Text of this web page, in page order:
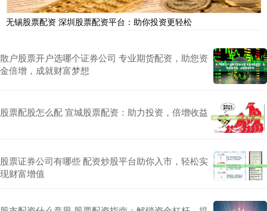
无锡股票配资 深圳股票配资平台：助你投资更轻松
散户股票开户选哪个证券公司 专业期货配资，助您资
金倍增，成就财富梦想
股票配股怎么配 宣城股票配资：助力投资，倍增收益
股票证券公司有哪些 配资炒股平台助你入市，轻松实
现财富增值